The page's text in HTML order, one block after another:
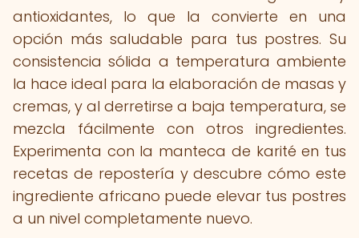
antioxidantes, lo que la convierte en una
opción más saludable para tus postres. Su
consistencia sólida a temperatura ambiente
la hace ideal para la elaboración de masas y
cremas, y al derretirse a baja temperatura, se
mezcla fácilmente con otros ingredientes.
Experimenta con la manteca de karité en tus
recetas de repostería y descubre cómo este
ingrediente africano puede elevar tus postres
a un nivel completamente nuevo.